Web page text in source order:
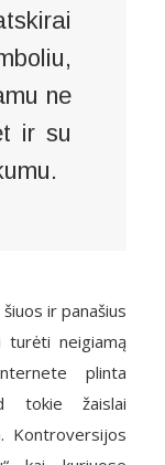
ne
ir su
ir panašius
neigiamą
plinta
tokie žaislai
Kontroversijos